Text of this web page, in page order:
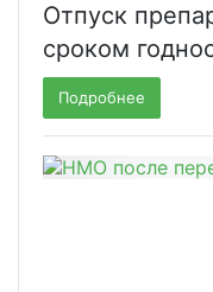
Отпуск
сроком
Подробнее